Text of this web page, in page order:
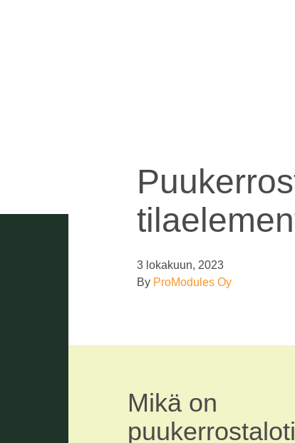
3 lokakuun, 2023
By ProModules Oy
Mikä on